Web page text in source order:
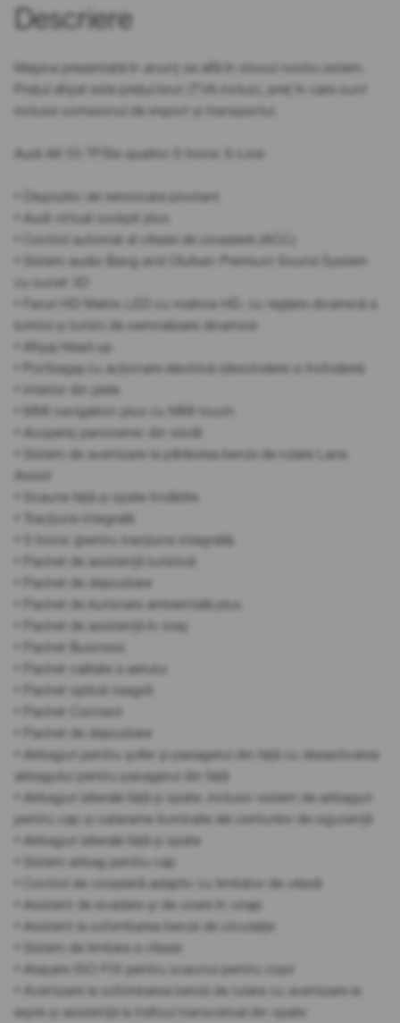
Descriere
Mașina prezentată în anunț se află în stocul nostru extern.
Prețul afișat este prețul brut (TVA inclus), preț în care sunt
incluse comisionul de import și transportul.
Audi A6 55 TFSIe quattro S tronic S-Line
• Dispozitiv de remorcare pivotant
• Audi virtual cockpit plus
• Control automat al vitezei de croazieră (ACC)
• Sistem audio Bang and Olufsen Premium Sound System
cu sunet 3D
• Faruri HD Matrix LED cu matrice HD, cu reglare dinamică a
luminii și lumini de semnalizare dinamice
• Afișaj Head-up
• Portbagaj cu acționare electrică (deschidere si închidere)
• Interior din piele
• MMI navigation plus cu MMI touch
• Acoperiș panoramic din sticlă
• Sistem de avertizare la părăsirea benzii de rulare Lane
Assist
• Scaune față și spate încălzite
• Tracțiune integrală
• S tronic (pentru tracțiune integrală)
• Pachet de asistență turistică
• Pachet de depozitare
• Pachet de iluminare ambientală plus
• Pachet de asistență în oraș
• Pachet Business
• Pachet calitate a aerului
• Pachet optică neagră
• Pachet Connect
• Pachet de depozitare
• Airbaguri pentru șofer și pasagerul din față cu dezactivarea
airbagului pentru pasagerul din față
• Airbaguri laterale față și spate, inclusiv sistem de airbaguri
pentru cap și catarame iluminate ale centurilor de siguranță
• Airbaguri laterale față și spate
• Sistem airbag pentru cap
• Control de croazieră adaptiv cu limitator de viteză
• Asistent de evadare și de virare în viraje
• Asistent la schimbarea benzii de circulație
• Sistem de limitare a vitezei
• Atașare ISO-FIX pentru scaunul pentru copii
• Avertizare la schimbarea benzii de rulare cu avertizare la
ieșire și asistență la traficul transversal din spate